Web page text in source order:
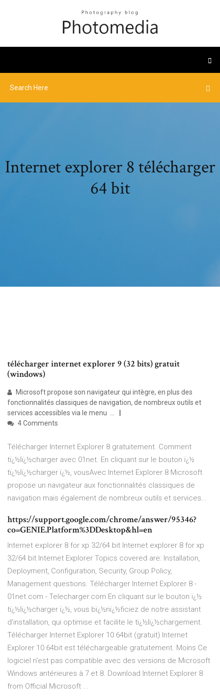
Internet explorer 8 télécharger
64 bit
télécharger internet explorer 9 (32 bits) gratuit
(windows)
Microsoft propose son navigateur qui intègre, en plus des
fonctionnalités classiques de navigation, de nombreux outils et
services accessibles via le menu ...
4 Comments
Télécharger Internet Explorer 8 gratuitement. Comment
tï¿½lï¿½charger avec 01net. En cliquant sur le bouton ï¿½
tï¿½lï¿½charger ï¿½, vousAvec Internet Explorer 8 Microsoft
propose un navigateur aux fonctionnalités classiques de
navigation mais également de nombreux outils et services...
https://support.google.com/chrome/answer/95346?
co=GENIE.Platform%3DDesktop&hl=en
Internet explorer 8 for xp 32/64 bit Internet explorer 8 for xp
32/64 bit Internet Explorer Topics covered are: Installation,
Deployment, Configuration, Security, Group Policy,
Management questions. Télécharger Internet Explorer 8 -
01net.com - Telecharger.com En cliquant sur le bouton ï¿½
tï¿½lï¿½charger ï¿½, vous bï¿½nï¿½ficiez de notre assistant
d'installation, qui optimise et facilite le tï¿½lï¿½chargement.
Télécharger Internet Explorer 10 64bit (gratuit) Internet
Explorer 10 64bit est téléchargeable gratuitement. Moins Ce
logiciel n'est pas compatible avec des versions de Microsoft
Windows antérieures à 7 et 8. Download Internet Explorer 8
from Official Microsoft ...